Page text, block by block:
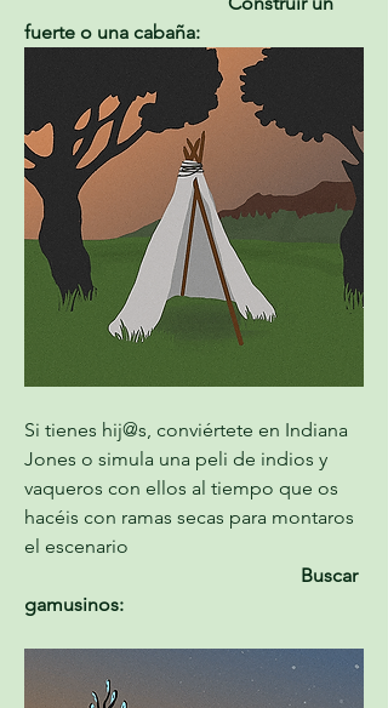
fuerte o una cabaña:
Si tienes hij@s, conviértete en Indiana
Jones o simula una peli de indios y
vaqueros con ellos al tiempo que os
hacéis con ramas secas para montaros
el escenario
gamusinos: